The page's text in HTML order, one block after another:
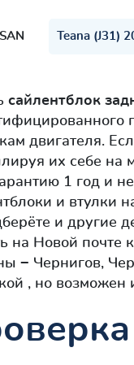
Teana (J31)
сайлентблок
двигателя.
их себе
1 год и
и втулки
и другие
на Новой почте
− Чернигов,
, но возможен